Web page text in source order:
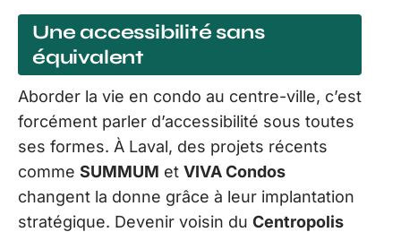
Une accessibilité sans
équivalent
Aborder la vie en condo au centre-ville, c’est
forcément parler d’accessibilité sous toutes
ses formes. À Laval, des projets récents
comme SUMMUM et VIVA Condos
changent la donne grâce à leur implantation
stratégique. Devenir voisin du Centropolis